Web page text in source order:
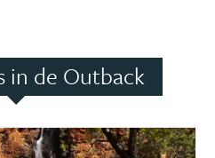
in de Outback